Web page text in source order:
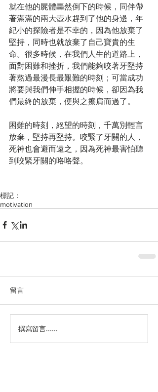
就在他的屍體轟然倒下的時候，同伴帶
著滿滿的兩大壺水趕到了他的身邊，年
紀小的探險者是不幸的，因為他放棄了
堅持，同時也就放棄了自己寶貴的生
命。很多時候，在我們人生的道路上，
面對困難和挫折，我們能夠咬著牙堅持
著熬過最漫長最艱難的時刻；可當成功
將要與我們伸手相握的時候，卻因為我
們最終的放棄，便與之擦肩而過了。
困難的時刻，絕望的時刻，千萬別輕言
放棄，堅持再堅持。咬緊了牙關的人，
死神也會避而遠之，因為死神最害怕聽
到咬緊牙關的咯咯聲。
標記：
motivation
留言
撰寫留言......